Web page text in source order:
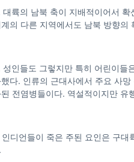
대륙의 남북 축이 지배적이어서
의 다른 지역에서도 남북 방향의
성인들도 그렇지만 특히 어린이들
다. 인류의 근대사에서 주요 사
전염병들이다. 역설적이지만 유
인디언들이 죽은 주된 요인은 구